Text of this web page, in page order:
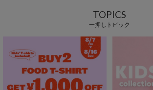
TOPICS
一押しトピック